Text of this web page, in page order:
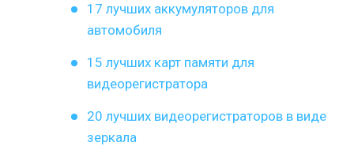
17 лучших аккумуляторов для
автомобиля
15 лучших карт памяти для
видеорегистратора
20 лучших видеорегистраторов в виде
зеркала